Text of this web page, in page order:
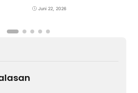
Pemajuan Kebudayaan
Juni 22, 2026